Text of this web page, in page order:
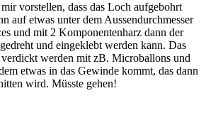
vorstellen, dass das Loch aufgebohrt
auf etwas unter dem Aussendurchmesser
und mit 2 Komponentenharz dann der
und eingeklebt werden kann. Das
verdickt werden mit zB. Microballons und
etwas in das Gewinde kommt, das dann
wird. Müsste gehen!